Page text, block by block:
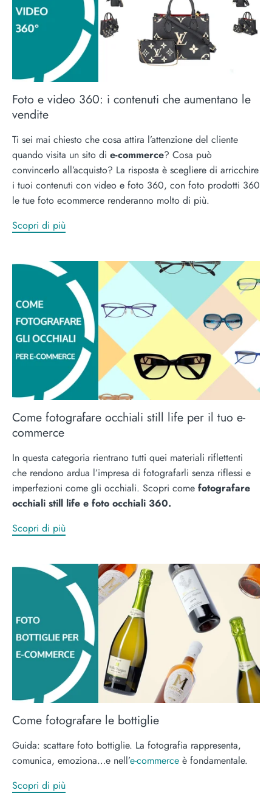
Foto e video 360: i contenuti che aumentano le
vendite
Ti sei mai chiesto che cosa attira l’attenzione del cliente
quando visita un sito di e-commerce? Cosa può
convincerlo all’acquisto? La risposta è scegliere di arricchire
i tuoi contenuti con video e foto 360, con foto prodotti 360
le tue foto ecommerce renderanno molto di più.
Scopri di più
Come fotografare occhiali still life per il tuo e-
commerce
In questa categoria rientrano tutti quei materiali riflettenti
che rendono ardua l’impresa di fotografarli senza riflessi e
imperfezioni come gli occhiali. Scopri come fotografare
occhiali still life e foto occhiali 360.
Scopri di più
Come fotografare le bottiglie
Guida: scattare foto bottiglie. La fotografia rappresenta,
comunica, emoziona…e nell’e-commerce è fondamentale.
Scopri di più